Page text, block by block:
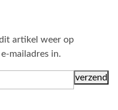
artikel weer op
mailadres in.